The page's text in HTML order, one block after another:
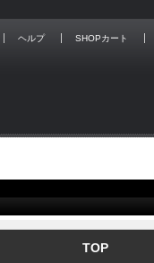
ヘルプ SHOPカート
TOP